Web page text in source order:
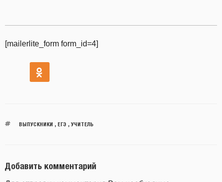
[mailerlite_form form_id=4]
ВЫПУСКНИКИ , ЕГЭ , УЧИТЕЛЬ
Добавить комментарий